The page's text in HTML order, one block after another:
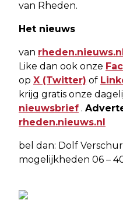
van Rheden.
Het nieuws
van
Like dan ook onze
op X (Twitter) of
krijg gratis onze
nieuwsbrief .
rheden.nieuws.nl
bel dan: Dolf
mogelijkheden 06 –